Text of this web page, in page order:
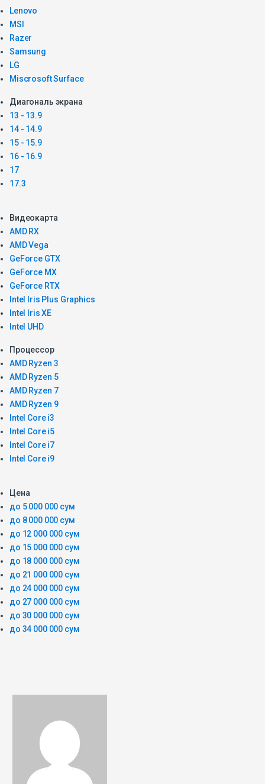
Lenovo
MSI
Razer
Samsung
LG
Miscrosoft Surface
Диагональ экрана
13 - 13.9
14 - 14.9
15 - 15.9
16 - 16.9
17
17.3
Видеокарта
AMD RX
AMD Vega
GeForce GTX
GeForce MX
GeForce RTX
Intel Iris Plus Graphics
Intel Iris XE
Intel UHD
Процессор
AMD Ryzen 3
AMD Ryzen 5
AMD Ryzen 7
AMD Ryzen 9
Intel Core i3
Intel Core i5
Intel Core i7
Intel Core i9
Цена
до 5 000 000 сум
до 8 000 000 сум
до 12 000 000 сум
до 15 000 000 сум
до 18 000 000 сум
до 21 000 000 сум
до 24 000 000 сум
до 27 000 000 сум
до 30 000 000 сум
до 34 000 000 сум